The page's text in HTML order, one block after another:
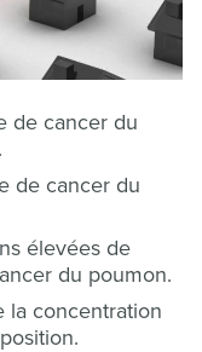
de cancer du
de cancer du
élevées de
du poumon.
la concentration